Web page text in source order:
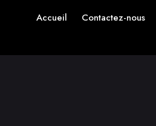
Accueil Contactez-nous